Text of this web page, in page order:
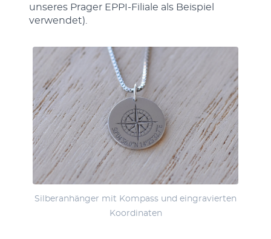
unseres Prager EPPI-Filiale als Beispiel
verwendet).
Silberanhänger mit Kompass und eingravierten
Koordinaten